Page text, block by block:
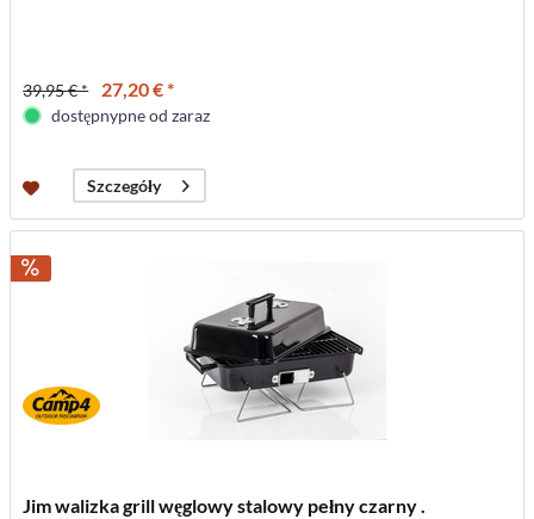
39,95 € * 27,20 € *
dostępnypne od zaraz
Szczegóły
Jim walizka grill węglowy stalowy pełny czarny .